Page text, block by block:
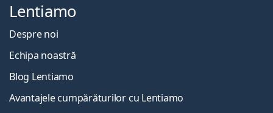
Lentiamo
Despre noi
Echipa noastră
Blog Lentiamo
Avantajele cumpărăturilor cu Lentiamo